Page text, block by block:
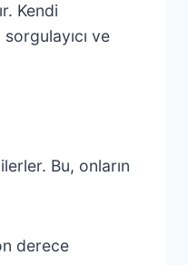
Kendi
ve
Bu, onların
derece